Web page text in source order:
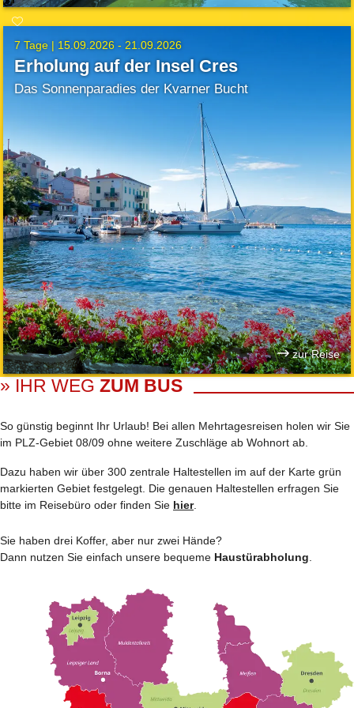
7 Tage | 15.09.2026 - 21.09.2026
Erholung auf der Insel Cres
Das Sonnenparadies der Kvarner Bucht
zur Reise
» IHR WEG ZUM BUS
So günstig beginnt Ihr Urlaub! Bei allen Mehrtages­reisen holen wir Sie
im PLZ-Gebiet 08/09 ohne weitere Zuschläge ab Wohnort ab.
Dazu haben wir über 300 zentrale Haltestellen im auf der Karte grün
markierten Gebiet festgelegt. Die genauen Haltestellen erfragen Sie
bitte im Reisebüro oder finden Sie hier.
Sie haben drei Koffer, aber nur zwei Hände?
Dann nutzen Sie einfach unsere bequeme Haustürabholung